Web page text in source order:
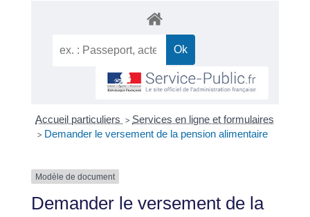
Accueil particuliers > Services en ligne et formulaires
> Demander le versement de la pension alimentaire
Modèle de document
Demander le versement de la